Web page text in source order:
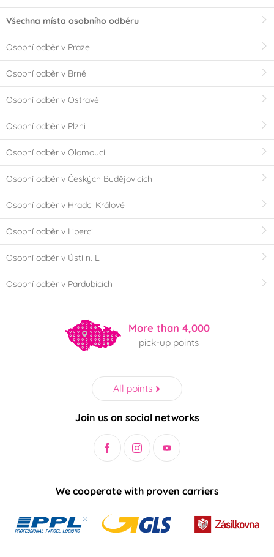
Všechna místa osobního odběru
Osobní odběr v Praze
Osobní odběr v Brně
Osobní odběr v Ostravě
Osobní odběr v Plzni
Osobní odběr v Olomouci
Osobní odběr v Českých Budějovicích
Osobní odběr v Hradci Králové
Osobní odběr v Liberci
Osobní odběr v Ústí n. L.
Osobní odběr v Pardubicích
More than 4,000
pick-up points
All points
Join us on social networks
We cooperate with proven carriers